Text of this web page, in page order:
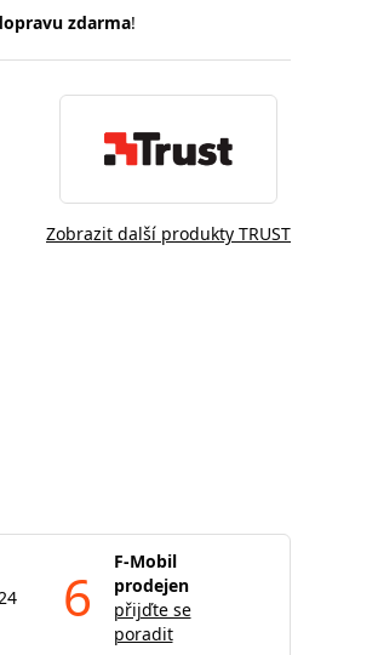
zdarma!
Zobrazit další produkty TRUST
6
F-Mobil
prodejen
přijďte se
poradit